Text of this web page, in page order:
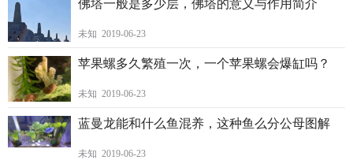
佛塔一般是多少层，佛塔的意义与作用简介
未知 2019-06-23
苹果螺多久繁殖一次，一个苹果螺会爆缸吗？
未知 2019-06-23
蓝曼龙能和什么鱼混养，这种鱼么分公母图解
未知 2019-06-23